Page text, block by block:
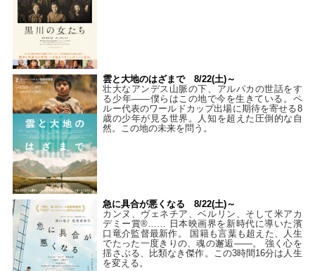
雲と大地のはざまで 8/22(土)～
壮大なアンデス山脈の下、アルパカの世話をす
る少年――僕らはこの地で今を生きている。ペ
ルー代表のワールドカップ出場に期待を寄せる8
歳の少年が見る世界。人知を超えた圧倒的な自
然。この地の未来を問う。
急に具合が悪くなる 8/22(土)～
カンヌ、ヴェネチア、ベルリン、そして米アカ
デミー賞®…… 日本映画界を新時代に導いた濱
口竜介監督最新作。 国籍も言葉も超えた、人生
でたった一度きりの、魂の邂逅――。 強く心を
揺さぶる、比類なき傑作。この3時間16分は人生
を変える。